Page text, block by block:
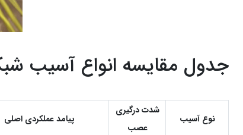
جدول مقایسه انواع آسیب
نوع آسیب
شدت درگیری
عصب
پیامد عملکردی اصلی